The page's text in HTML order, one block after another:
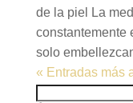
de la piel La
constantemente
solo
« Entradas más